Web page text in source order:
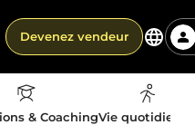
Devenez vendeur
& CoachingVie